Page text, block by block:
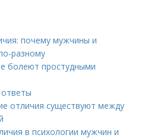
почему мужчины и
разному
болеют простудными
отличия существуют между
в психологии мужчин и